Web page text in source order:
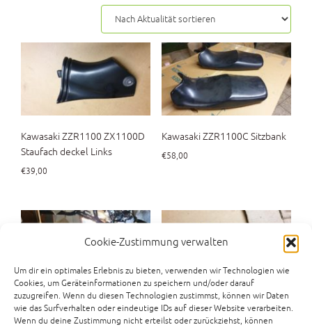
Cookie-Zustimmung verwalten
Um dir ein optimales Erlebnis zu bieten, verwenden wir Technologien wie
Cookies, um Geräteinformationen zu speichern und/oder darauf
zuzugreifen. Wenn du diesen Technologien zustimmst, können wir Daten
wie das Surfverhalten oder eindeutige IDs auf dieser Website verarbeiten.
Wenn du deine Zustimmung nicht erteilst oder zurückziehst, können
sortiert
Kawasaki ZZR1100 ZX1100D
Staufach deckel Links
€39,00
Kawasaki ZZR1100C Sitzbank
€58,00
Kawasaki ZZR1100 ZXT10D
Rahmen mit Brief
Kawasaki ZZR1100 ZX1100D
CDI